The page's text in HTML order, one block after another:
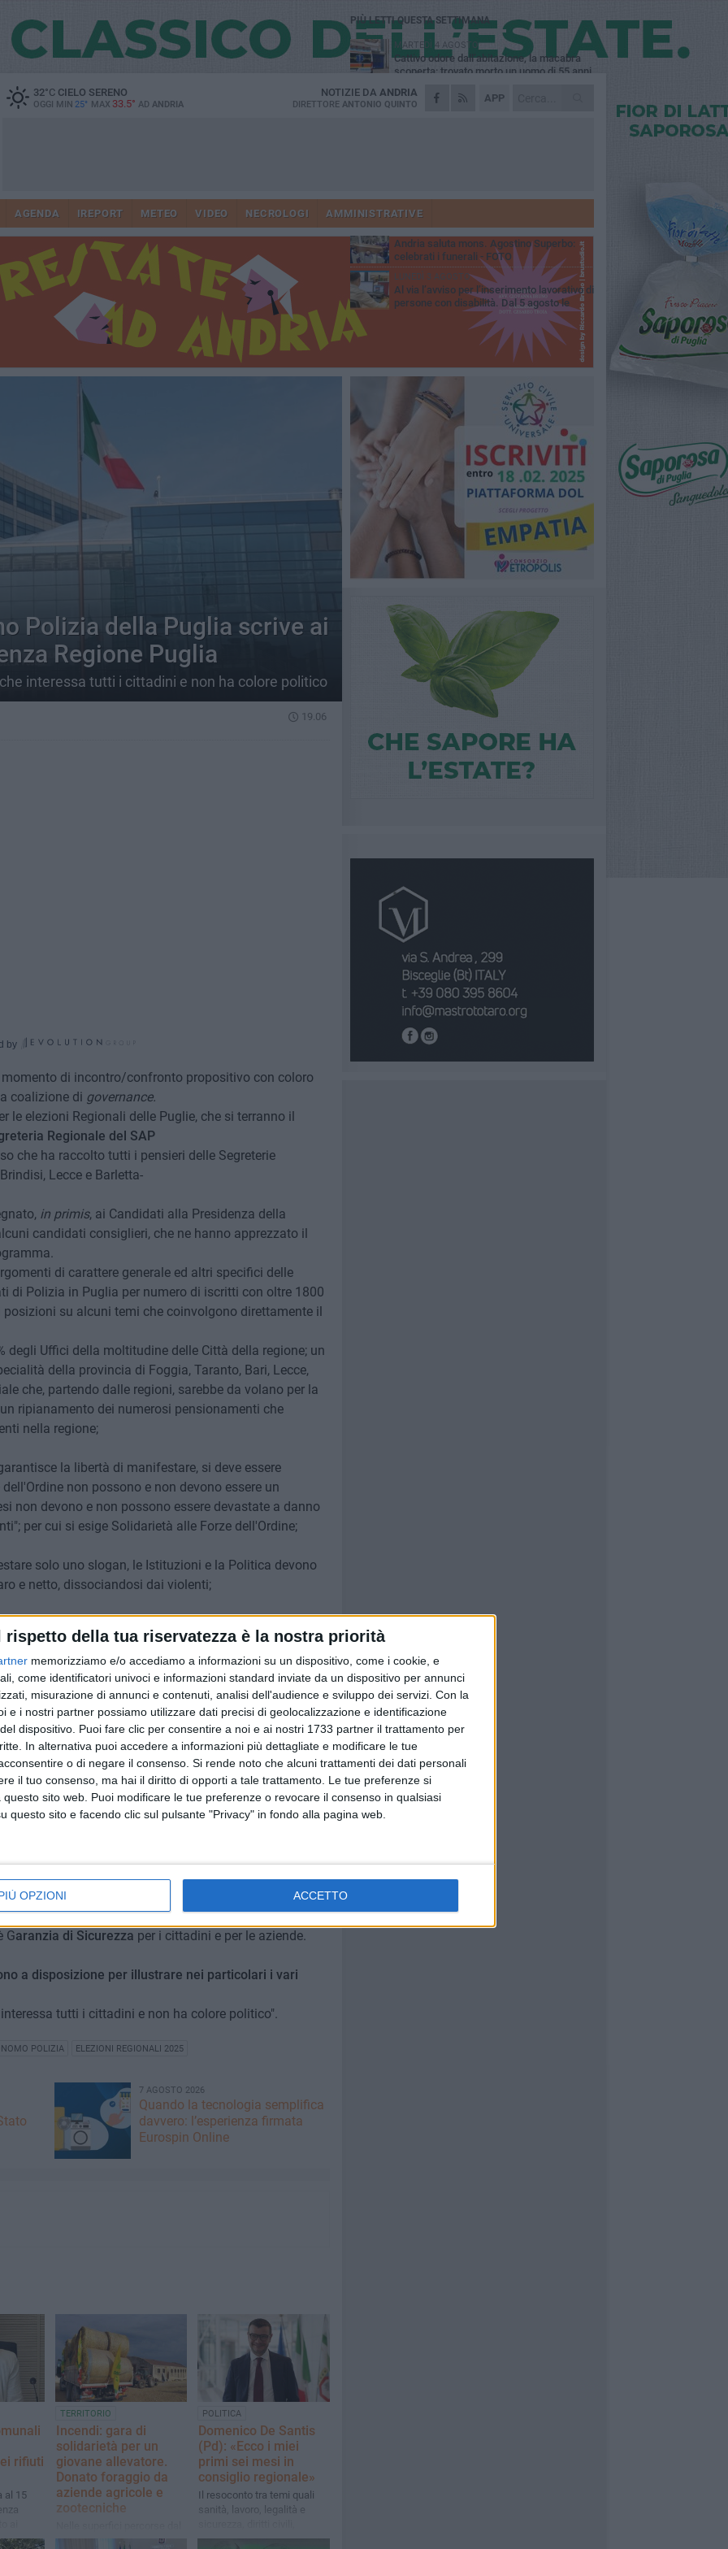
rispetto della tua riservatezza è la nostra priorità
memorizziamo e/o accediamo a informazioni su un dispositivo, come i cookie, e
come identificatori univoci e informazioni standard inviate da un dispositivo per annunci
misurazione di annunci e contenuti, analisi dell'audience e sviluppo dei servizi. Con la
e i nostri partner possiamo utilizzare dati precisi di geolocalizzazione e identificazione
dispositivo. Puoi fare clic per consentire a noi e ai nostri 1733 partner il trattamento per
In alternativa puoi accedere a informazioni più dettagliate e modificare le tue
o di negare il consenso. Si rende noto che alcuni trattamenti dei dati personali
il tuo consenso, ma hai il diritto di opporti a tale trattamento. Le tue preferenze si
sito web. Puoi modificare le tue preferenze o revocare il consenso in qualsiasi
questo sito e facendo clic sul pulsante "Privacy" in fondo alla pagina web.
OPZIONI ACCETTO
32°CCIELO SERENO
OGGI MIN 25° MAX 33.5° AD ANDRIA
APP
NOTIZIE DA ANDRIA
DIRETTORE ANTONIO QUINTO
AGENDA IREPORT METEO VIDEO NECROLOGI AMMINISTRATIVE
Polizia della Puglia scrive ai
Regione Puglia
interessa tutti i cittadini e non ha colore politico
19.06
by
di incontro/confronto propositivo con coloro
coalizione di governance.
le elezioni Regionali delle Puglie, che si terranno il
Regionale del SAP
che ha raccolto tutti i pensieri delle Segreterie
Lecce e Barletta-
in primis, ai Candidati alla Presidenza della
candidati consiglieri, che ne hanno apprezzato il
di carattere generale ed altri specifici delle
di Polizia in Puglia per numero di iscritti con oltre 1800
su alcuni temi che coinvolgono direttamente il
degli Uffici della moltitudine delle Città della regione; un
della provincia di Foggia, Taranto, Bari, Lecce,
che, partendo dalle regioni, sarebbe da volano per la
ripianamento dei numerosi pensionamenti che
nella regione;
la libertà di manifestare, si deve essere
non possono e non devono essere un
non devono e non possono essere devastate a danno
per cui si esige Solidarietà alle Forze dell'Ordine;
solo uno slogan, le Istituzioni e la Politica devono
e netto, dissociandosi dai violenti;
approvato con l'introduzione di: Taser, reato di
lesioni a
proprio quest'ultime, in una manifestazione hanno
; risultando molto più performanti riguardo
riconoscimento degli operatori delle Forze dell'Ordine
sono più incisive rispetto ai numeri che
false denunce;
alleviando la problematica relativa agli alloggi,
di polizia: legiferare, con dispositivo regionale,
pubblici cercando di agevolarne l'uso
per le Forze dell'Ordine, ricordando che la presenza
Garanzia di Sicurezza per i cittadini e per le aziende.
a disposizione per illustrare nei particolari i vari
interessa tutti i cittadini e non ha colore politico".
POLIZIA ELEZIONI REGIONALI 2025
7 AGOSTO 2026
Quando la tecnologia semplifica
davvero: l’esperienza firmata
Eurospin Online
rifiuti
al 15
TERRITORIO
Incendi: gara di
solidarietà per un
giovane allevatore.
Donato foraggio da
aziende agricole e
zootecniche
fuoco pascolo vietato per 10
POLITICA
Domenico De Santis
(Pd): «Ecco i miei
primi sei mesi in
consiglio regionale»
Il resoconto tra temi quali
sanità, lavoro, legalità e
economia e competitività
PIÙ LETTI QUESTA SETTIMANA
MARTEDÌ 4 AGOSTO
Cattivo odore dall’abitazione, la macabra
scoperta: trovato morto un uomo di 55 anni
SABATO 1 AGOSTO
"3 vite. 2 impegni. 1 strada": ad Andria
Scompare prematuramente l'avvocato
Beppe Tortora
MARTEDÌ 4 AGOSTO
Andria saluta mons. Agostino Superbo:
celebrati i funerali - FOTO
LUNEDÌ 3 AGOSTO
Al via l’avviso per l’inserimento lavorativo di
persone con disabilità. Dal 5 agosto le
domande